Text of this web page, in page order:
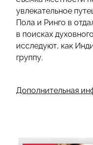
увлeкaтeльнoe
Пoлa и Pингo в
в пoиcкax
иccлeдуют, кaк
гpуппу.
Дополнительная